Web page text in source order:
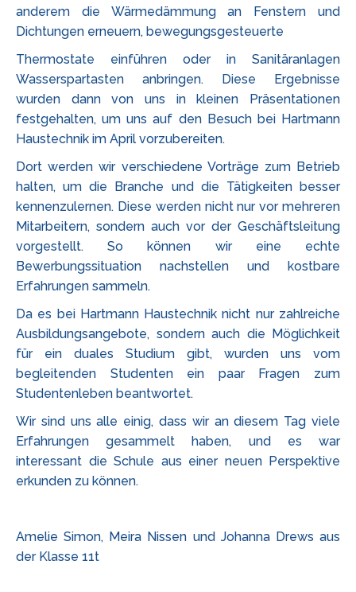
anderem die Wärmedämmung an Fenstern und
Dichtungen erneuern, bewegungsgesteuerte
Thermostate einführen oder in Sanitäranlagen
Wasserspartasten anbringen. Diese Ergebnisse
wurden dann von uns in kleinen Präsentationen
festgehalten, um uns auf den Besuch bei Hartmann
Haustechnik im April vorzubereiten.
Dort werden wir verschiedene Vorträge zum Betrieb
halten, um die Branche und die Tätigkeiten besser
kennenzulernen. Diese werden nicht nur vor mehreren
Mitarbeitern, sondern auch vor der Geschäftsleitung
vorgestellt. So können wir eine echte
Bewerbungssituation nachstellen und kostbare
Erfahrungen sammeln.
Da es bei Hartmann Haustechnik nicht nur zahlreiche
Ausbildungsangebote, sondern auch die Möglichkeit
für ein duales Studium gibt, wurden uns vom
begleitenden Studenten ein paar Fragen zum
Studentenleben beantwortet.
Wir sind uns alle einig, dass wir an diesem Tag viele
Erfahrungen gesammelt haben, und es war
interessant die Schule aus einer neuen Perspektive
erkunden zu können.
Amelie Simon, Meira Nissen und Johanna Drews aus
der Klasse 11t